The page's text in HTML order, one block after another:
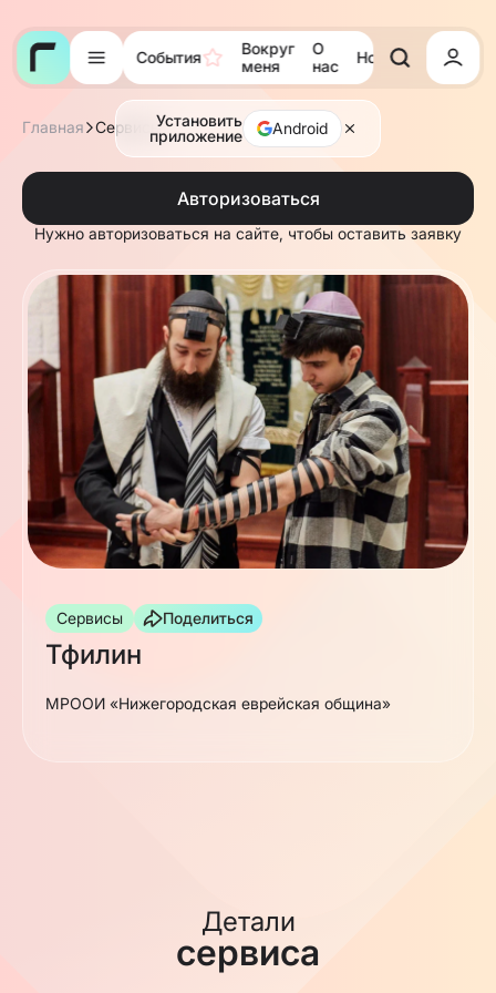
События
Вокруг
меня
О
нас
Новости Тора
Установить
приложение
Android
Главная Сервисы
Авторизоваться
Нужно авторизоваться на сайте, чтобы оставить заявку
Сервисы Поделиться
Тфилин
МРООИ «Нижегородская еврейская община»
Детали
сервиса